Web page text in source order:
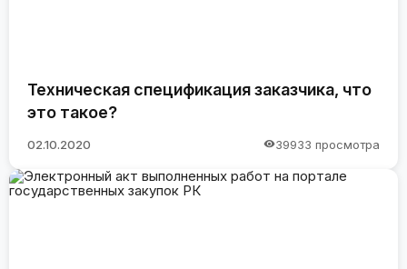
Техническая спецификация заказчика, что
это такое?
02.10.2020 39933 просмотра